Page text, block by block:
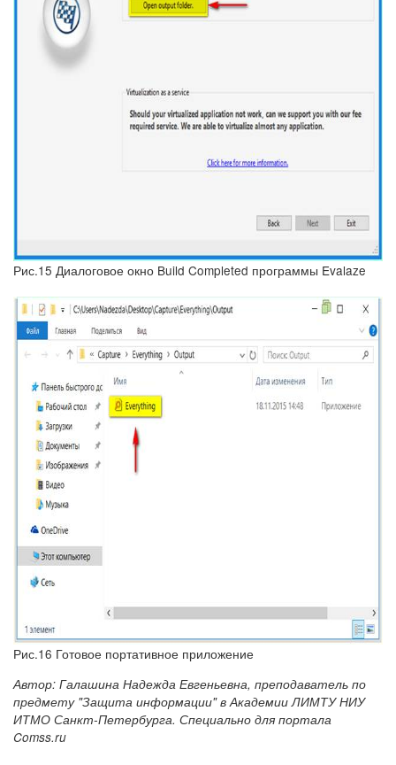
Рис.15 Диалоговое окно Build Completed программы Evalaze
Рис.16 Готовое портативное приложение
Автор: Галашина Надежда Евгеньевна, преподаватель по
предмету "Защита информации" в Академии ЛИМТУ НИУ
ИТМО Санкт-Петербурга. Специально для портала
Comss.ru